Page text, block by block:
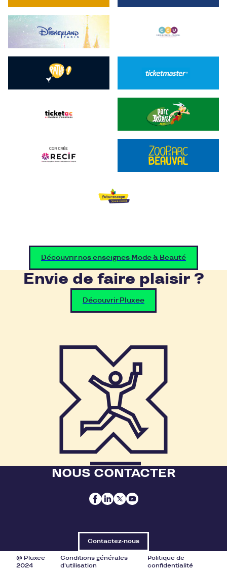
Découvrir nos enseignes Mode & Beauté
Envie de faire plaisir ?
Découvrir Pluxee
NOUS CONTACTER
Contactez-nous
@ Pluxee
2024
Conditions générales
d'utilisation
Politique de
confidentialité